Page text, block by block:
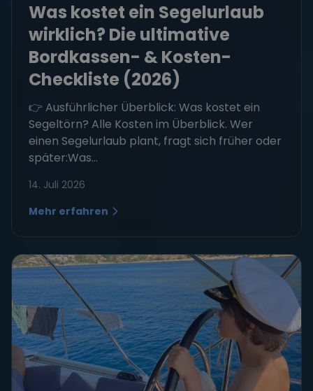
Was kostet ein Segelurlaub
wirklich? Die ultimative
Bordkassen- & Kosten-
Checkliste (2026)
👉 Ausführlicher Überblick: Was kostet ein
Segeltörn? Alle Kosten im Überblick. Wer
einen Segelurlaub plant, fragt sich früher oder
später:Was...
14. Juli 2026
Mehr erfahren